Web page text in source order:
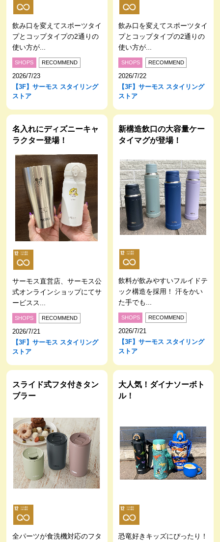
飲み口を変えてスポーツタイ
プとコップタイプの2通りの
使い方が...
SHOPS RECOMMEND
2026/7/23
【3F】サーモス スタイリング
ストア
飲み口を変えてスポーツタイ
プとコップタイプの2通りの
使い方が...
SHOPS RECOMMEND
2026/7/22
【3F】サーモス スタイリング
ストア
名入れにディズニーキャ
ラクター登場！
サーモス直営店、サーモス公
式オンラインショップにてサ
ービスス...
SHOPS RECOMMEND
2026/7/21
【3F】サーモス スタイリング
ストア
新構造飲口の大容量ケー
タイマグが登場！
飲料が飲みやすいフルイドテ
ック構造を採用！ 汗をかい
た手でも...
SHOPS RECOMMEND
2026/7/21
【3F】サーモス スタイリング
ストア
スライド式フタ付きタン
ブラー
全パーツが食洗機対応のフタ
大人気！ダイナソーボト
ル！
恐竜好きキッズにぴったり！